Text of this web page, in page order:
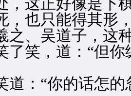
，这正好像是下
，也只能得其形
之、吴道子，这
笑，道：“但你
：“你的话怎的